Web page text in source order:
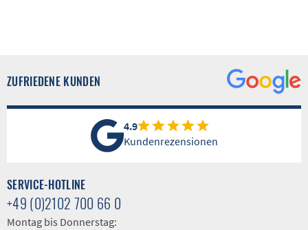
ZUFRIEDENE KUNDEN
4.9
Kundenrezensionen
SERVICE-HOTLINE
+49 (0)2102 700 66 0
Montag bis Donnerstag: